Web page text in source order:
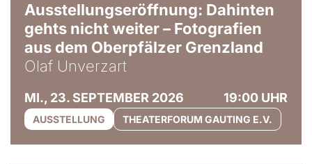
Ausstellungseröffnung: Dahinten
gehts nicht weiter – Fotografien
aus dem Oberpfälzer Grenzland
Olaf Unverzart
MI., 23. SEPTEMBER 2026 19:00 UHR
AUSSTELLUNG THEATERFORUM GAUTING E.V.